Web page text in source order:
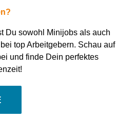
Du sowohl Minijobs als auch
top Arbeitgebern. Schau auf
und finde Dein perfektes